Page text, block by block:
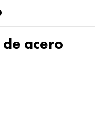
acero